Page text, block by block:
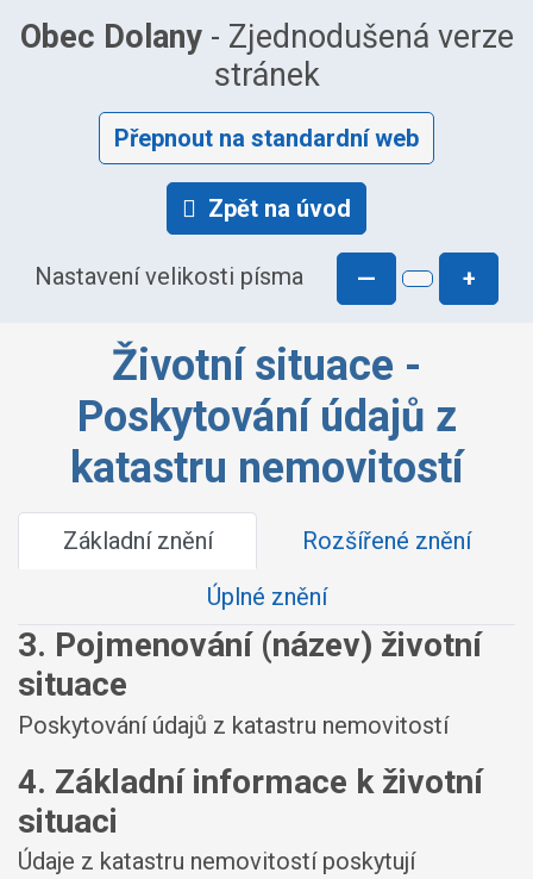
Obec Dolany- Zjednodušená verze
stránek
Přepnout na standardní web
Zpět na úvod
Nastavení velikosti písma — +
Životní situace -
Poskytování údajů z
katastru nemovitostí
Základní znění
Rozšířené znění
Úplné znění
3. Pojmenování (název) životní
situace
Poskytování údajů z katastru nemovitostí
4. Základní informace k životní
situaci
Údaje z katastru nemovitostí poskytují